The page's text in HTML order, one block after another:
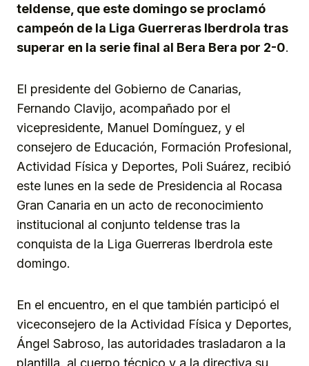
teldense, que este domingo se proclamó
campeón de la Liga Guerreras Iberdrola tras
superar en la serie final al Bera Bera por 2-0.
El presidente del Gobierno de Canarias,
Fernando Clavijo, acompañado por el
vicepresidente, Manuel Domínguez, y el
consejero de Educación, Formación Profesional,
Actividad Física y Deportes, Poli Suárez, recibió
este lunes en la sede de Presidencia al Rocasa
Gran Canaria en un acto de reconocimiento
institucional al conjunto teldense tras la
conquista de la Liga Guerreras Iberdrola este
domingo.
En el encuentro, en el que también participó el
viceconsejero de la Actividad Física y Deportes,
Ángel Sabroso, las autoridades trasladaron a la
plantilla, al cuerpo técnico y a la directiva su